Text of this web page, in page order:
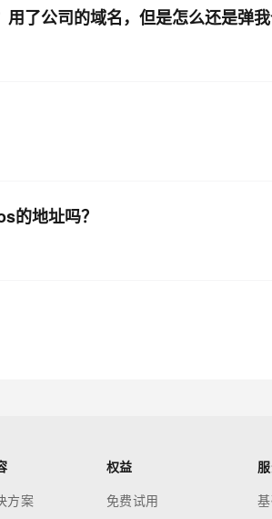
了公司的域名，但是怎么还是弹
的地址吗？
方案
权益
免费试用